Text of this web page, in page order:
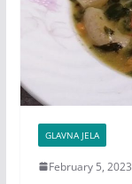
GLAVNA JELA
February 5, 2023